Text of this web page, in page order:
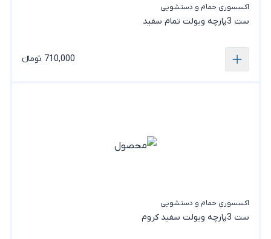
اکسسوری حمام و دستشویی
ست 3پارچه ویولت تمام سفید
710,000 تومانء
اکسسوری حمام و دستشویی
ست 3پارچه ویولت سفید کروم